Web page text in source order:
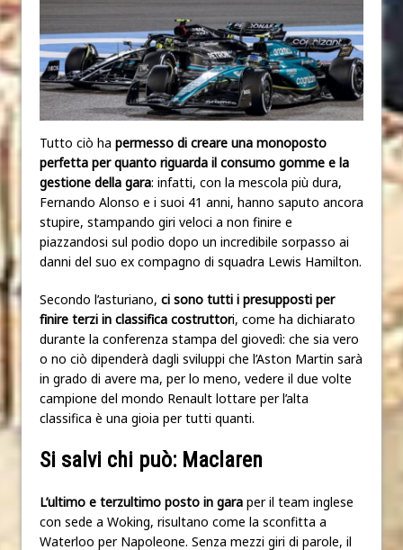
Tutto ciò ha permesso di creare una monoposto
perfetta per quanto riguarda il consumo gomme e la
gestione della gara: infatti, con la mescola più dura,
Fernando Alonso e i suoi 41 anni, hanno saputo ancora
stupire, stampando giri veloci a non finire e
piazzandosi sul podio dopo un incredibile sorpasso ai
danni del suo ex compagno di squadra Lewis Hamilton.
Secondo l’asturiano, ci sono tutti i presupposti per
finire terzi in classifica costruttori, come ha dichiarato
durante la conferenza stampa del giovedì: che sia vero
o no ciò dipenderà dagli sviluppi che l’Aston Martin sarà
in grado di avere ma, per lo meno, vedere il due volte
campione del mondo Renault lottare per l’alta
classifica è una gioia per tutti quanti.
Si salvi chi può: Maclaren
L’ultimo e terzultimo posto in gara per il team inglese
con sede a Woking, risultano come la sconfitta a
Waterloo per Napoleone. Senza mezzi giri di parole, il